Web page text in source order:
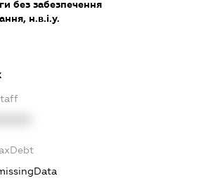
без забезпечення
н.в.і.у.